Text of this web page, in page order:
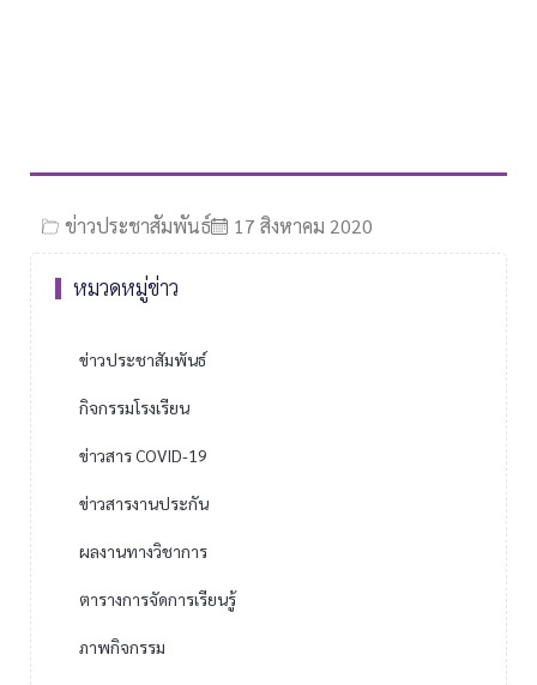
ข่าวประชาสัมพันธ์ 17 สิงหาคม 2020
หมวดหมู่ข่าว
ข่าวประชาสัมพันธ์
กิจกรรมโรงเรียน
ข่าวสาร COVID-19
ข่าวสารงานประกัน
ผลงานทางวิชาการ
ตารางการจัดการเรียนรู้
ภาพกิจกรรม